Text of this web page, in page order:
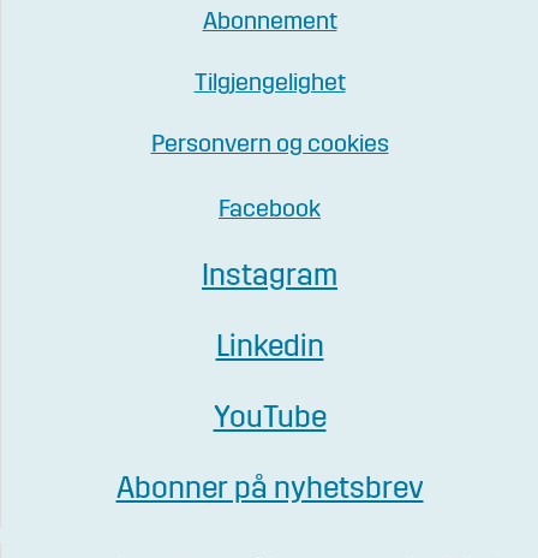
Abonnement
Tilgjengelighet
Personvern og cookies
Facebook
Instagram
Linkedin
YouTube
Abonner på nyhetsbrev